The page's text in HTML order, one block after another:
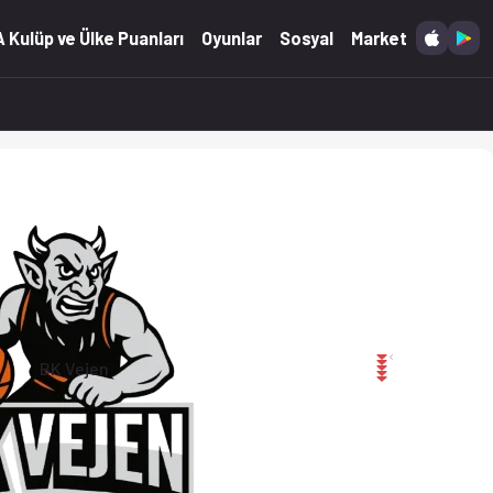
Kulüp ve Ülke Puanları Oyunlar Sosyal Market
BK Vejen